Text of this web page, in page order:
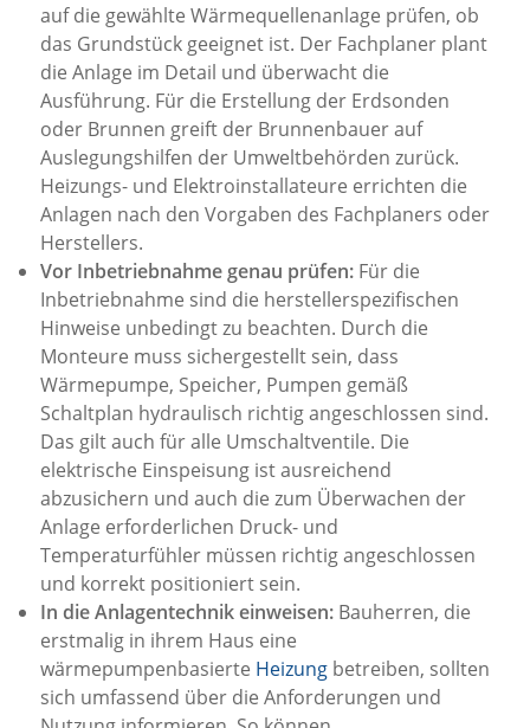
auf die gewählte Wärmequellenanlage prüfen, ob
das Grundstück geeignet ist. Der Fachplaner plant
die Anlage im Detail und überwacht die
Ausführung. Für die Erstellung der Erdsonden
oder Brunnen greift der Brunnenbauer auf
Auslegungshilfen der Umweltbehörden zurück.
Heizungs- und Elektroinstallateure errichten die
Anlagen nach den Vorgaben des Fachplaners oder
Herstellers.
Vor Inbetriebnahme genau prüfen: Für die
Inbetriebnahme sind die herstellerspezifischen
Hinweise unbedingt zu beachten. Durch die
Monteure muss sichergestellt sein, dass
Wärmepumpe, Speicher, Pumpen gemäß
Schaltplan hydraulisch richtig angeschlossen sind.
Das gilt auch für alle Umschaltventile. Die
elektrische Einspeisung ist ausreichend
abzusichern und auch die zum Überwachen der
Anlage erforderlichen Druck- und
Temperaturfühler müssen richtig angeschlossen
und korrekt positioniert sein.
In die Anlagentechnik einweisen: Bauherren, die
erstmalig in ihrem Haus eine
wärmepumpenbasierte Heizung betreiben, sollten
sich umfassend über die Anforderungen und